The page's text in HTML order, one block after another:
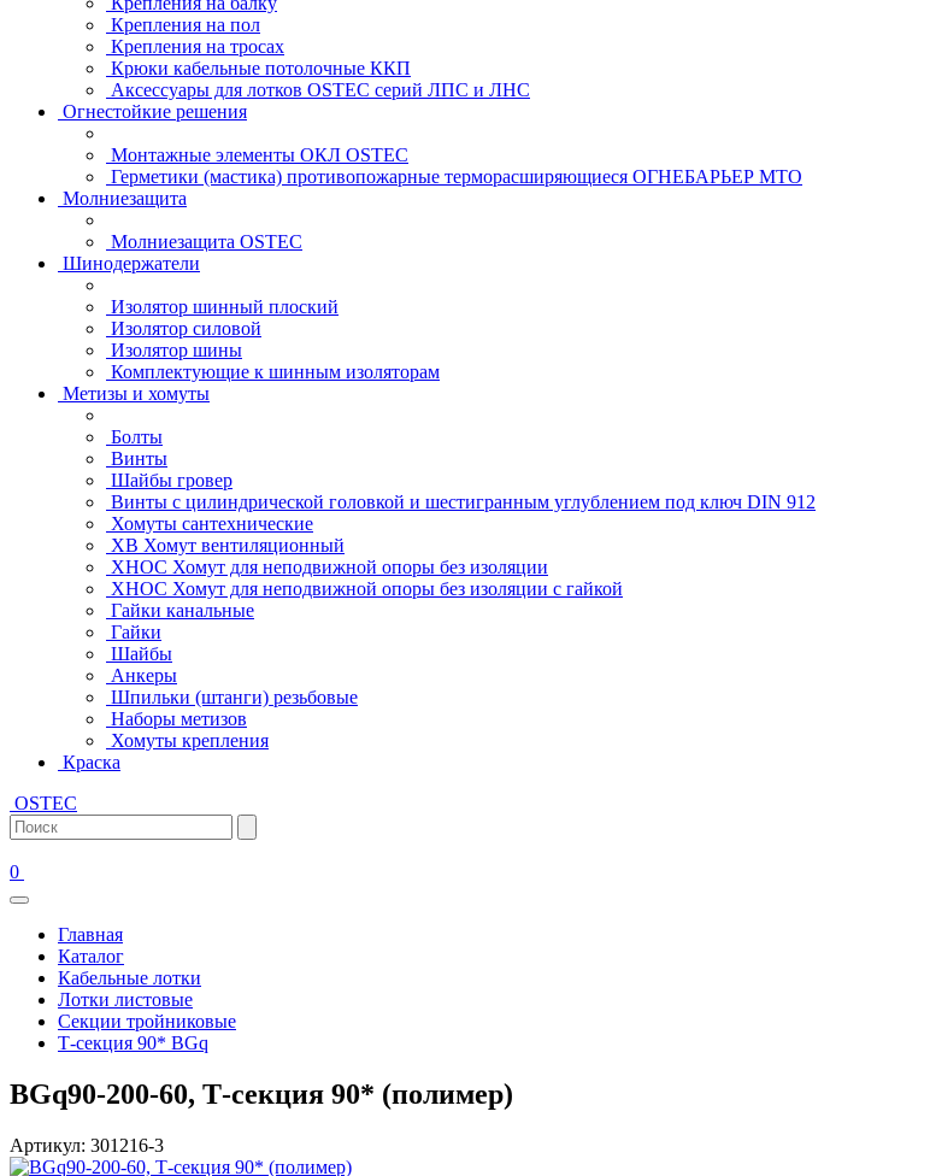
Крепления на пол
Крепления на тросах
Крюки кабельные потолочные ККП
Аксессуары для лотков OSTEC серий ЛПС и ЛНС
Огнестойкие решения
Монтажные элементы ОКЛ OSTEC
Герметики (мастика) противопожарные терморасширяющиеся ОГНЕБАРЬЕР МТО
Молниезащита
Молниезащита OSTEC
Шинодержатели
Изолятор шинный плоский
Изолятор силовой
Изолятор шины
Комплектующие к шинным изоляторам
Метизы и хомуты
Болты
Винты
Шайбы гровер
Винты с цилиндрической головкой и шестигранным углублением под ключ DIN 912
Хомуты сантехнические
ХВ Хомут вентиляционный
ХНОС Хомут для неподвижной опоры без изоляции
ХНОС Хомут для неподвижной опоры без изоляции с гайкой
Гайки канальные
Гайки
Шайбы
Анкеры
Шпильки (штанги) резьбовые
Наборы метизов
Хомуты крепления
Краска
OSTEC
0
Главная
Каталог
Кабельные лотки
Лотки листовые
Секции тройниковые
Т-секция 90* BGq
BGq90-200-60, Т-секция 90* (полимер)
Артикул: 301216-3